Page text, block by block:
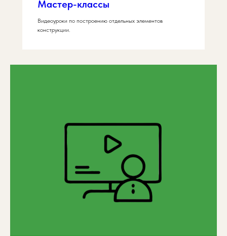
Мастер-классы
Видеоуроки по построению отдельных элементов
конструкции.